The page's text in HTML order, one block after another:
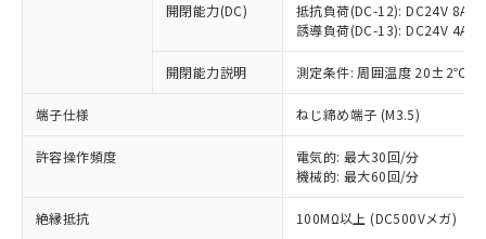
開閉能力(DC)
抵抗負荷(DC-12): DC24V 8A/
誘導負荷(DC-13): DC24V 4A/
開閉能力説明 測定条件: 周囲温度 20±2℃、
端子仕様 ねじ締め端子 (M3.5)
許容操作頻度
電気的: 最大30回/分
機械的: 最大60回/分
絶縁抵抗 100MΩ以上 (DC500Vメガ)
以下の条件をお読みいただき、同意のうえ
ご利用ください。
本サービスは、当社制御機器事業取扱
商品の当社在庫状況および標準価格
(税抜)を提供させていただくもので
当社制御機器事業取扱商品の中には、
対応予定なし：EU RoHS指令（10物質）の
非含有に非対応の商品で、対応品を出す予
調査・確認中：EU RoHS指令（10物質）の
非含有の対応状況を調査中または確認中の
商品です。
非該当品：ライセンス料など無形物で、有
害物質有無と関係のない商品です。
仕入先様の事情により、非含有部品として
「○」：最大均質材料含有率が中国RoHSの
基準値以下であることを示します。
「×」：最大均質材料含有率が中国RoHSの